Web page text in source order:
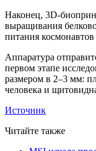
Наконец, 3D-
выращивания
питания
Аппаратура
первом этапе
размером в 2–3 мм:
человека и
Источник
Читайте также